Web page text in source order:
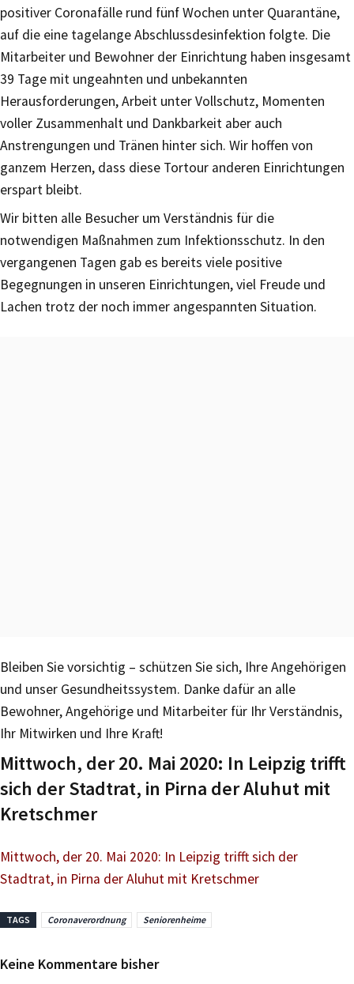
positiver Coronafälle rund fünf Wochen unter Quarantäne,
auf die eine tagelange Abschlussdesinfektion folgte. Die
Mitarbeiter und Bewohner der Einrichtung haben insgesamt
39 Tage mit ungeahnten und unbekannten
Herausforderungen, Arbeit unter Vollschutz, Momenten
voller Zusammenhalt und Dankbarkeit aber auch
Anstrengungen und Tränen hinter sich. Wir hoffen von
ganzem Herzen, dass diese Tortour anderen Einrichtungen
erspart bleibt.
Wir bitten alle Besucher um Verständnis für die
notwendigen Maßnahmen zum Infektionsschutz. In den
vergangenen Tagen gab es bereits viele positive
Begegnungen in unseren Einrichtungen, viel Freude und
Lachen trotz der noch immer angespannten Situation.
Bleiben Sie vorsichtig – schützen Sie sich, Ihre Angehörigen
und unser Gesundheitssystem. Danke dafür an alle
Bewohner, Angehörige und Mitarbeiter für Ihr Verständnis,
Ihr Mitwirken und Ihre Kraft!
Mittwoch, der 20. Mai 2020: In Leipzig trifft
sich der Stadtrat, in Pirna der Aluhut mit
Kretschmer
Mittwoch, der 20. Mai 2020: In Leipzig trifft sich der
Stadtrat, in Pirna der Aluhut mit Kretschmer
TAGS Coronaverordnung Seniorenheime
Keine Kommentare bisher